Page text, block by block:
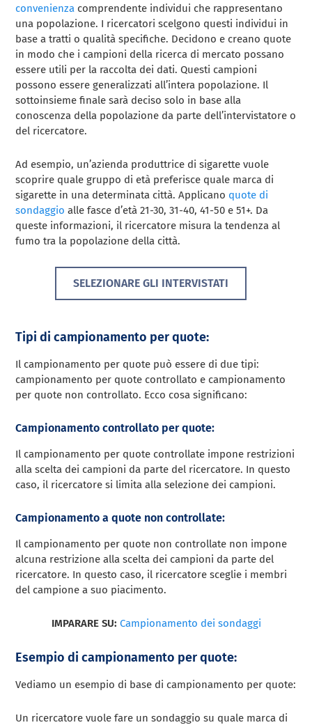
convenienza comprendente individui che rappresentano
una popolazione. I ricercatori scelgono questi individui in
base a tratti o qualità specifiche. Decidono e creano quote
in modo che i campioni della ricerca di mercato possano
essere utili per la raccolta dei dati. Questi campioni
possono essere generalizzati all’intera popolazione. Il
sottoinsieme finale sarà deciso solo in base alla
conoscenza della popolazione da parte dell’intervistatore o
del ricercatore.
Ad esempio, un’azienda produttrice di sigarette vuole
scoprire quale gruppo di età preferisce quale marca di
sigarette in una determinata città. Applicano quote di
sondaggio alle fasce d’età 21-30, 31-40, 41-50 e 51+. Da
queste informazioni, il ricercatore misura la tendenza al
fumo tra la popolazione della città.
SELEZIONARE GLI INTERVISTATI
Tipi di campionamento per quote:
Il campionamento per quote può essere di due tipi:
campionamento per quote controllato e campionamento
per quote non controllato. Ecco cosa significano:
Campionamento controllato per quote:
Il campionamento per quote controllate impone restrizioni
alla scelta dei campioni da parte del ricercatore. In questo
caso, il ricercatore si limita alla selezione dei campioni.
Campionamento a quote non controllate:
Il campionamento per quote non controllate non impone
alcuna restrizione alla scelta dei campioni da parte del
ricercatore. In questo caso, il ricercatore sceglie i membri
del campione a suo piacimento.
IMPARARE SU: Campionamento dei sondaggi
Esempio di campionamento per quote:
Vediamo un esempio di base di campionamento per quote:
Un ricercatore vuole fare un sondaggio su quale marca di